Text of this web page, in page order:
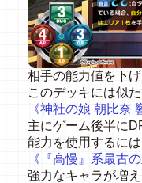
相手の能力値を下
このデッキには似
《神社の娘 朝比奈
主にゲーム後半に
能力を使用するに
《『高慢』系最古
強力なキャラが増